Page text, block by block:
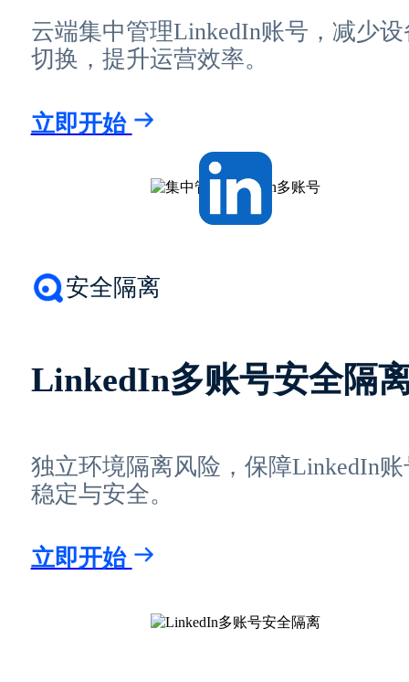
云端集中管理LinkedIn账号，减少设
切换，提升运营效率。
立即开始
安全隔离
LinkedIn多账号安全隔
独立环境隔离风险，保障LinkedIn账
稳定与安全。
立即开始